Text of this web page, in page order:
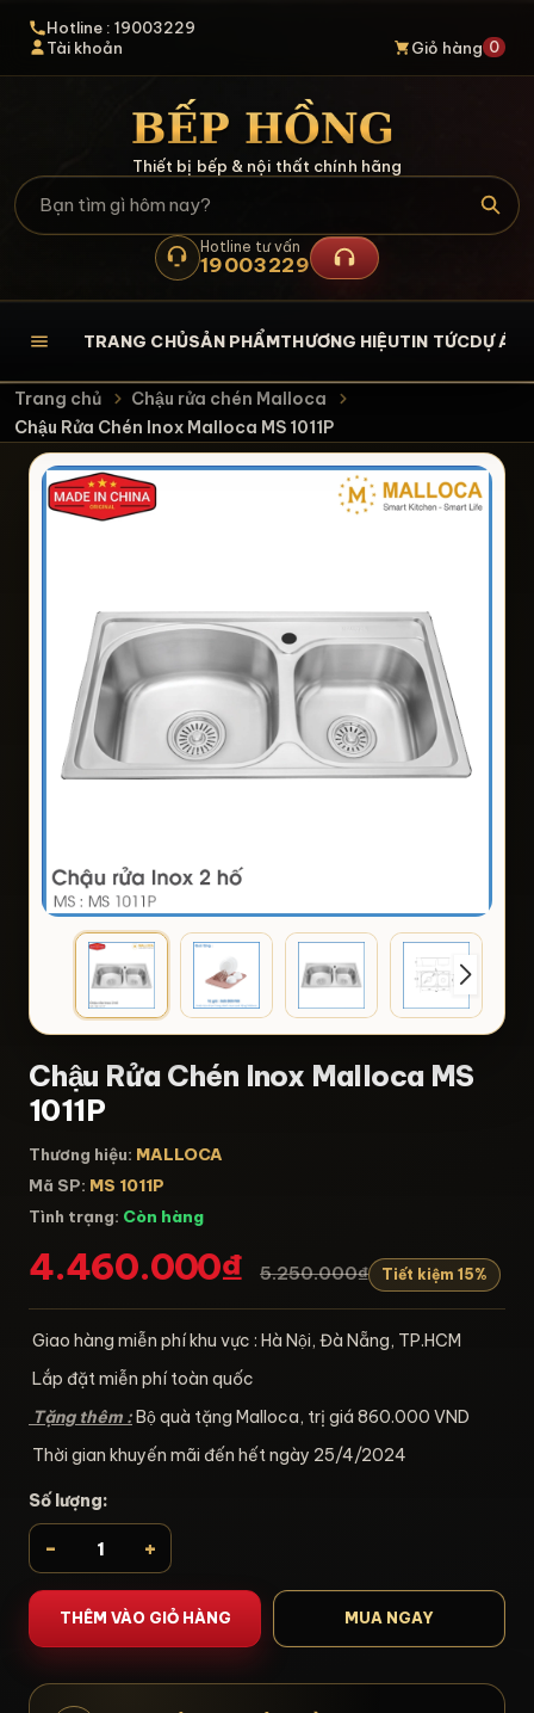
Hotline : 19003229
Tài khoản
Giỏ hàng 0
Thiết bị bếp & nội thất chính hãng
Hotline tư vấn
19003229
TRANG CHỦSẢN PHẨMTHƯƠNG HIỆUTIN TỨCDỰ ÁN
Trang chủ
Chậu rửa chén Malloca
Chậu Rửa Chén Inox Malloca MS 1011P
Chậu Rửa Chén Inox Malloca MS
1011P
Thương hiệu: MALLOCA
Mã SP: MS 1011P
Tình trạng: Còn hàng
4.460.000₫ 5.250.000₫ Tiết kiệm 15%
Giao hàng miễn phí khu vực : Hà Nội, Đà Nẵng, TP.HCM
Lắp đặt miễn phí toàn quốc
Tặng thêm :Bộ quà tặng Malloca, trị giá 860.000 VND
Thời gian khuyến mãi đến hết ngày 25/4/2024
Số lượng:
- +
THÊM VÀO GIỎ HÀNG MUA NGAY